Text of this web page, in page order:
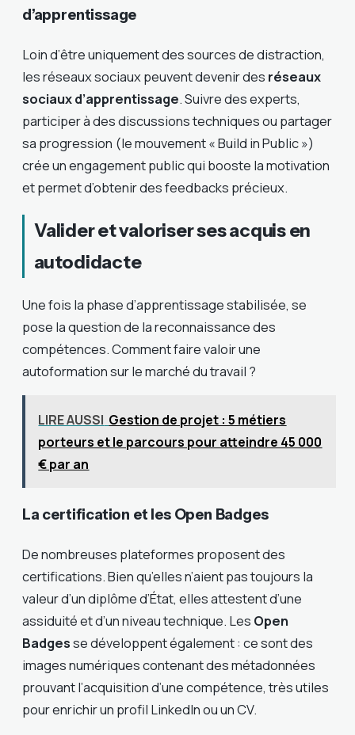
d’apprentissage
Loin d’être uniquement des sources de distraction,
les réseaux sociaux peuvent devenir des réseaux
sociaux d’apprentissage. Suivre des experts,
participer à des discussions techniques ou partager
sa progression (le mouvement « Build in Public »)
crée un engagement public qui booste la motivation
et permet d’obtenir des feedbacks précieux.
Valider et valoriser ses acquis en
autodidacte
Une fois la phase d’apprentissage stabilisée, se
pose la question de la reconnaissance des
compétences. Comment faire valoir une
autoformation sur le marché du travail ?
LIRE AUSSI Gestion de projet : 5 métiers
porteurs et le parcours pour atteindre 45 000
€ par an
La certification et les Open Badges
De nombreuses plateformes proposent des
certifications. Bien qu’elles n’aient pas toujours la
valeur d’un diplôme d’État, elles attestent d’une
assiduité et d’un niveau technique. Les Open
Badgesse développent également : ce sont des
images numériques contenant des métadonnées
prouvant l’acquisition d’une compétence, très utiles
pour enrichir un profil LinkedIn ou un CV.